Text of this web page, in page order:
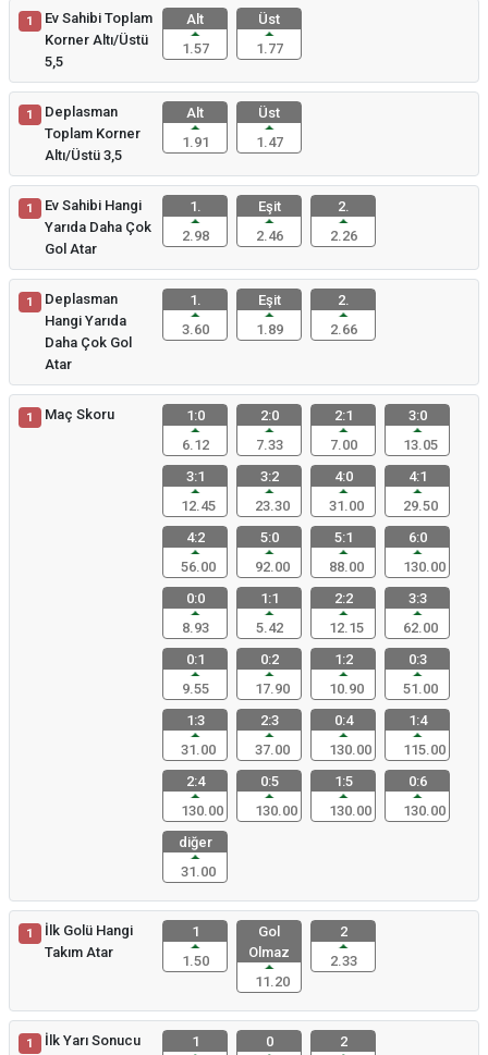
1
Ev Sahibi Toplam
Korner Altı/Üstü
5,5
Alt
1.57
Üst
1.77
1
Deplasman
Toplam Korner
Altı/Üstü 3,5
Alt
1.91
Üst
1.47
1
Ev Sahibi Hangi
Yarıda Daha Çok
Gol Atar
1.
2.98
Eşit
2.46
2.
2.26
1
Deplasman
Hangi Yarıda
Daha Çok Gol
Atar
1.
3.60
Eşit
1.89
2.
2.66
1 Maç Skoru
1:0
6.12
2:0
7.33
2:1
7.00
3:0
13.05
3:1
12.45
3:2
23.30
4:0
31.00
4:1
29.50
4:2
56.00
5:0
92.00
5:1
88.00
6:0
130.00
0:0
8.93
1:1
5.42
2:2
12.15
3:3
62.00
0:1
9.55
0:2
17.90
1:2
10.90
0:3
51.00
1:3
31.00
2:3
37.00
0:4
130.00
1:4
115.00
2:4
130.00
0:5
130.00
1:5
130.00
0:6
130.00
diğer
31.00
1
İlk Golü Hangi
Takım Atar
1
1.50
Gol
Olmaz
11.20
2
2.33
1 İlk Yarı Sonucu
1
0
2